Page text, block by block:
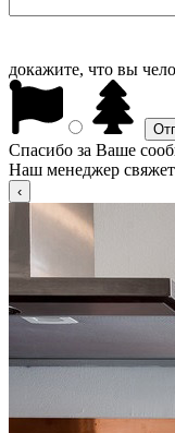
докажите, что вы
Спасибо за Ваше
Наш менеджер